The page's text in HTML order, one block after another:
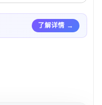
了解详情 →